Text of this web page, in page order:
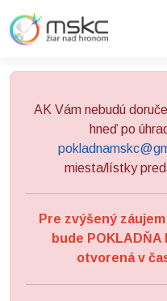
AK Vám nebudú
hneď po
miesta/lístky
Pre zvýšený
bude POKLADŇA
otvorená v